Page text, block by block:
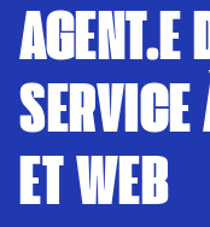
SERVICE
ET WEB